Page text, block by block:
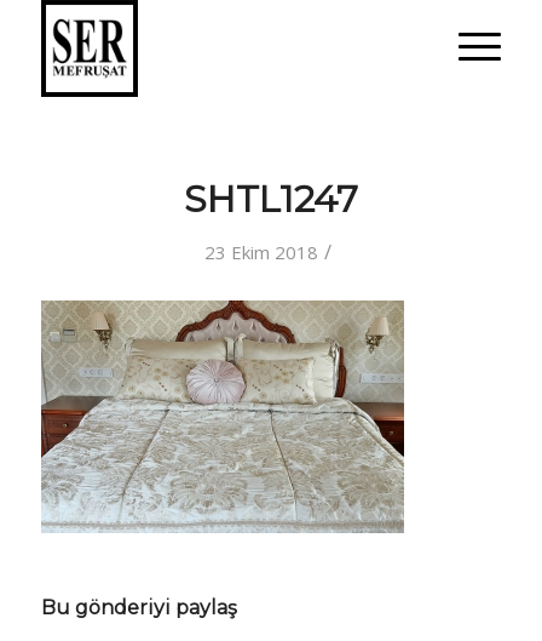
SHTL1247
23 Ekim 2018 /
Bu gönderiyi paylaş